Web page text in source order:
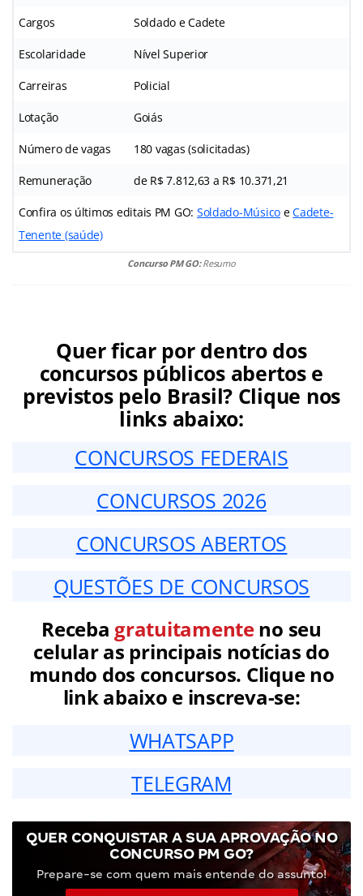
Cargos Soldado e Cadete
Escolaridade Nível Superior
Carreiras Policial
Lotação Goiás
Número de vagas 180 vagas (solicitadas)
Remuneração de R$ 7.812,63 a R$ 10.371,21
Confira os últimos editais PM GO: Soldado-Músico eCadete-
Tenente (saúde)
Concurso PM GO:Resumo
Quer ficar por dentro dos
concursos públicos abertos e
previstos pelo Brasil? Clique nos
links abaixo:
CONCURSOS FEDERAIS
CONCURSOS 2026
CONCURSOS ABERTOS
QUESTÕES DE CONCURSOS
Receba gratuitamenteno seu
celular as principais notícias do
mundo dos concursos. Clique no
link abaixo e inscreva-se:
WHATSAPP
TELEGRAM
QUER CONQUISTAR A SUA APROVAÇÃO NO
CONCURSO PM GO?
Prepare-se com quem mais entende do assunto!